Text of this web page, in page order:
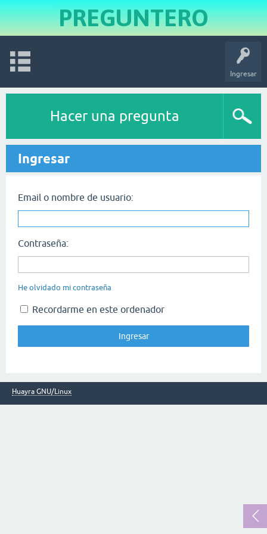
PREGUNTERO
Ingresar
Hacer una pregunta
Ingresar
Email o nombre de usuario:
Contraseña:
He olvidado mi contraseña
Recordarme en este ordenador
Huayra GNU/Linux